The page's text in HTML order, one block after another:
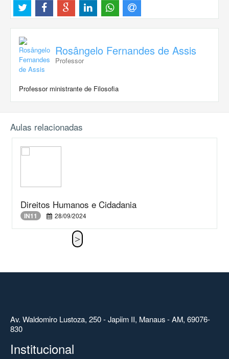
Rosângelo Fernandes de Assis
Professor
Professor ministrante de Filosofia
Aulas relacionadas
Direitos Humanos e Cidadania
IN11 28/09/2024
Av. Waldomiro Lustoza, 250 - Japiim II, Manaus - AM, 69076-
830
Institucional